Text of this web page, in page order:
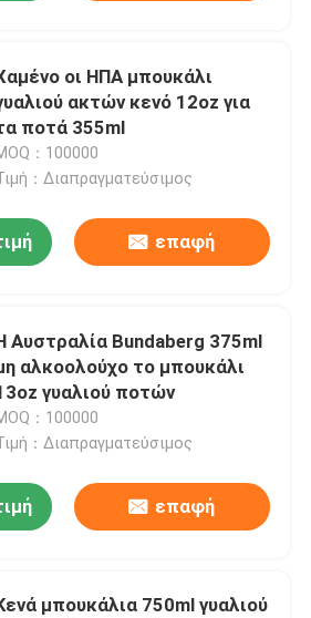
οι ΗΠΑ μπουκάλι
ακτών κενό 12oz για
ποτά 355ml
：100000
：Διαπραγματεύσιμος
επαφή
Αυστραλία Bundaberg 375ml
αλκοολούχο το μπουκάλι
γυαλιού ποτών
：100000
：Διαπραγματεύσιμος
επαφή
μπουκάλια 750ml γυαλιού